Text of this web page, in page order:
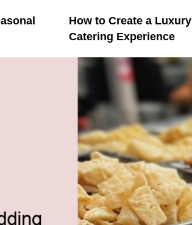
How to Create a Luxury
Catering Experience